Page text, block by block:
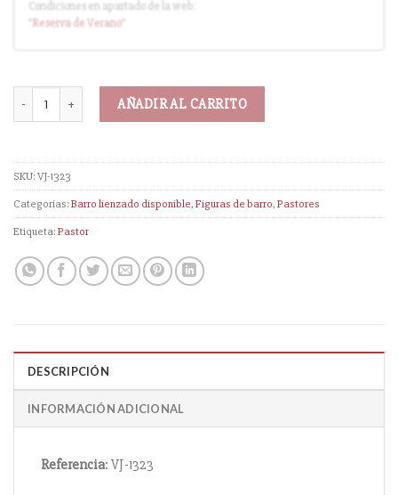
Entrega en cuanto el pedido esté disponible (sin descuento)
Condiciones en apartado de la web:
"Reservade Verano"
AÑADIR AL CARRITO
SKU:VJ-1323
Categorías:Barro lienzado disponible,Figuras de barro,Pastores
Etiqueta:Pastor
DESCRIPCIÓN
INFORMACIÓN ADICIONAL
Referencia: VJ-1323